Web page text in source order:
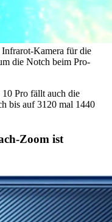
Kamera für die
die Notch beim Pro-
Pro fällt auch die
bis auf 3120 mal 1440
Zoom ist